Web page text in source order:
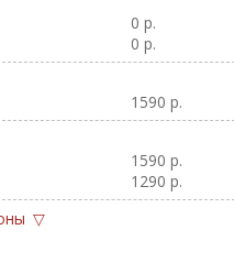
0 р.
0 р.
1590 р.
1590 р.
1290 р.